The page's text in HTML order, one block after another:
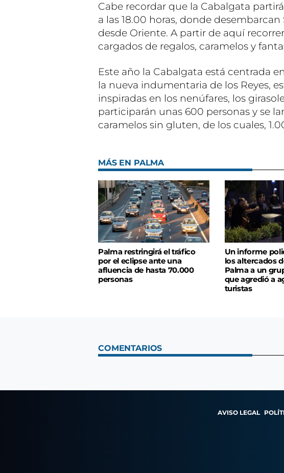
Cabe recordar que la Cabalgata
a las 18.00 horas, donde desembarcan
desde Oriente. A partir de aquí
cargados de regalos, caramelos y
Este año la Cabalgata está centrada
la nueva indumentaria de los Reyes,
inspiradas en los nenúfares, los
participarán unas 600 personas y se
caramelos sin gluten, de los cuales,
MÁS EN PALMA
Palma restringirá el tráfico
por el eclipse ante una
afluencia de hasta 70.000
personas
Un informe
los altercados
Palma a un
que agredió a
turistas
COMENTARIOS
AVISO LEGAL